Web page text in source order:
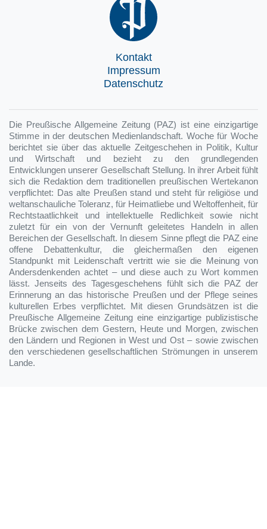
Kontakt
Impressum
Datenschutz
Die Preußische Allgemeine Zeitung (PAZ) ist eine einzigartige
Stimme in der deutschen Medienlandschaft. Woche für Woche
berichtet sie über das aktuelle Zeitgeschehen in Politik, Kultur
und Wirtschaft und bezieht zu den grundlegenden
Entwicklungen unserer Gesellschaft Stellung. In ihrer Arbeit fühlt
sich die Redaktion dem traditionellen preußischen Wertekanon
verpflichtet: Das alte Preußen stand und steht für religiöse und
weltanschauliche Toleranz, für Heimatliebe und Weltoffenheit, für
Rechtstaatlichkeit und intellektuelle Redlichkeit sowie nicht
zuletzt für ein von der Vernunft geleitetes Handeln in allen
Bereichen der Gesellschaft. In diesem Sinne pflegt die PAZ eine
offene Debattenkultur, die gleichermaßen den eigenen
Standpunkt mit Leidenschaft vertritt wie sie die Meinung von
Andersdenkenden achtet – und diese auch zu Wort kommen
lässt. Jenseits des Tagesgeschehens fühlt sich die PAZ der
Erinnerung an das historische Preußen und der Pflege seines
kulturellen Erbes verpflichtet. Mit diesen Grundsätzen ist die
Preußische Allgemeine Zeitung eine einzigartige publizistische
Brücke zwischen dem Gestern, Heute und Morgen, zwischen
den Ländern und Regionen in West und Ost – sowie zwischen
den verschiedenen gesellschaftlichen Strömungen in unserem
Lande.